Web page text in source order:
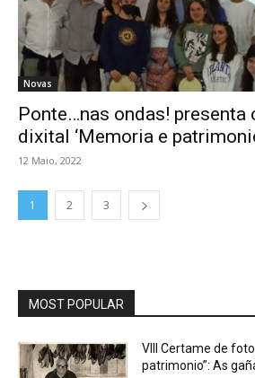
Novas
Ponte…nas ondas! presenta
dixital ‘Memoria e
12 Maio, 2022
1 2 3
MOST POPULAR
VIII Certame de
patrimonio”: As